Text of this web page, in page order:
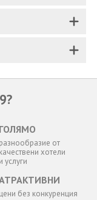
ГОЛЯМО
разнообразие от
качествени хотели
и услуги
цени без конкуренция